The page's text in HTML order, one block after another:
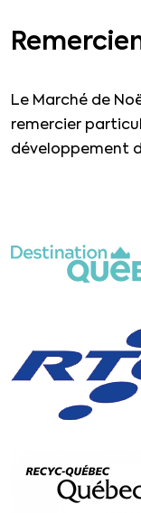
Le Marché de
remercier
développement